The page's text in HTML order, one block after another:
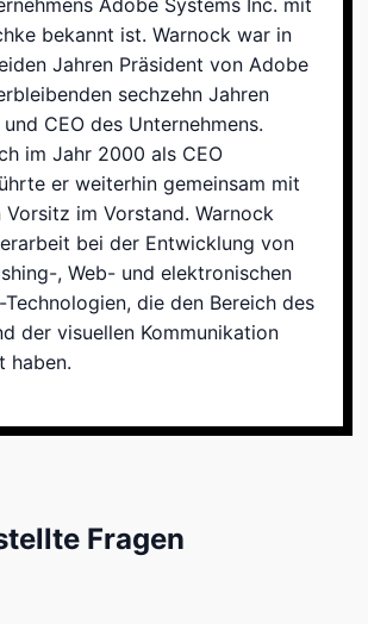
Adobe Systems Inc. mit
bekannt ist. Warnock war in
Jahren Präsident von Adobe
sechzehn Jahren
CEO des Unternehmens.
im Jahr 2000 als CEO
er weiterhin gemeinsam mit
Vorsitz im Vorstand. Warnock
bei der Entwicklung von
, Web- und elektronischen
die den Bereich des
der visuellen Kommunikation
haben.
Fragen